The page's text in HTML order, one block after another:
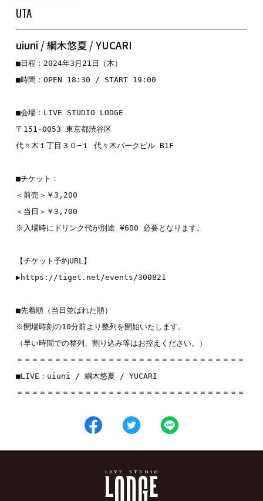
UTA
uiuni / 綱木悠夏 / YUCARI
■日程：2024年3月21日（木）
■時間：OPEN 18:30 / START 19:00
■会場：LIVE STUDIO LODGE
〒151-0053 東京都渋谷区
代々木１丁目３０−１ 代々木パークビル B1F
■チケット：
＜前売＞￥3,200
＜当日＞￥3,700
※入場時にドリンク代が別途 ¥600 必要となります。
【チケット予約URL】
▶︎https://tiget.net/events/300821
■先着順（当日並ばれた順）
※開場時刻の10分前より整列を開始いたします。
（早い時間での整列、割り込み等はお控えください。）
＝＝＝＝＝＝＝＝＝＝＝＝＝＝＝＝＝＝＝＝＝＝＝＝＝＝＝＝＝＝
■LIVE： uiuni / 綱木悠夏 / YUCARI
＝＝＝＝＝＝＝＝＝＝＝＝＝＝＝＝＝＝＝＝＝＝＝＝＝＝＝＝＝＝